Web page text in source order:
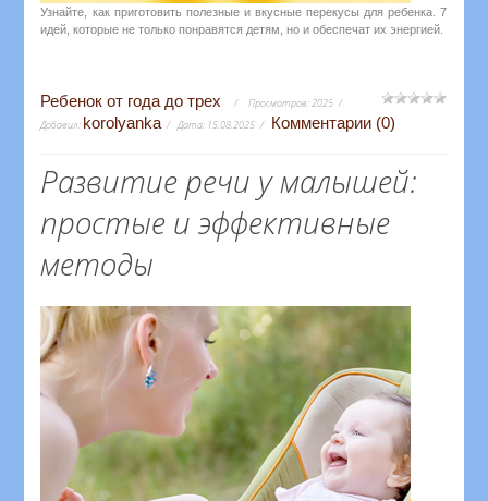
Узнайте, как приготовить полезные и вкусные перекусы для ребенка. 7
идей, которые не только понравятся детям, но и обеспечат их энергией.
Ребенок от года до трех Просмотров:2025
Добавил: korolyanka Дата: 15.08.2025 Комментарии (0)
Развитие речи у малышей:
простые и эффективные
методы